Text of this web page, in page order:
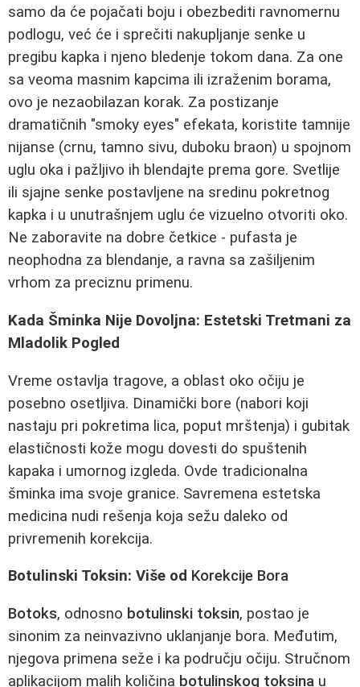
samo da će pojačati boju i obezbediti ravnomernu
podlogu, već će i sprečiti nakupljanje senke u
pregibu kapka i njeno bledenje tokom dana. Za one
sa veoma masnim kapcima ili izraženim borama,
ovo je nezaobilazan korak. Za postizanje
dramatičnih "smoky eyes" efekata, koristite tamnije
nijanse (crnu, tamno sivu, duboku braon) u spojnom
uglu oka i pažljivo ih blendajte prema gore. Svetlije
ili sjajne senke postavljene na sredinu pokretnog
kapka i u unutrašnjem uglu će vizuelno otvoriti oko.
Ne zaboravite na dobre četkice - pufasta je
neophodna za blendanje, a ravna sa zašiljenim
vrhom za preciznu primenu.
Kada Šminka Nije Dovoljna: Estetski Tretmani za
Mladolik Pogled
Vreme ostavlja tragove, a oblast oko očiju je
posebno osetljiva. Dinamički bore (nabori koji
nastaju pri pokretima lica, poput mrštenja) i gubitak
elastičnosti kože mogu dovesti do spuštenih
kapaka i umornog izgleda. Ovde tradicionalna
šminka ima svoje granice. Savremena estetska
medicina nudi rešenja koja sežu daleko od
privremenih korekcija.
Botulinski Toksin: Više od Korekcije Bora
Botoks, odnosno botulinski toksin, postao je
sinonim za neinvazivno uklanjanje bora. Međutim,
njegova primena seže i ka području očiju. Stručnom
aplikacijom malih količina botulinskog toksina u